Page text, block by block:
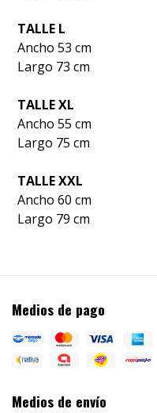
TALLE L
Ancho 53 cm
Largo 73 cm
TALLE XL
Ancho 55 cm
Largo 75 cm
TALLE XXL
Ancho 60 cm
Largo 79 cm
Medios de pago
Medios de envío